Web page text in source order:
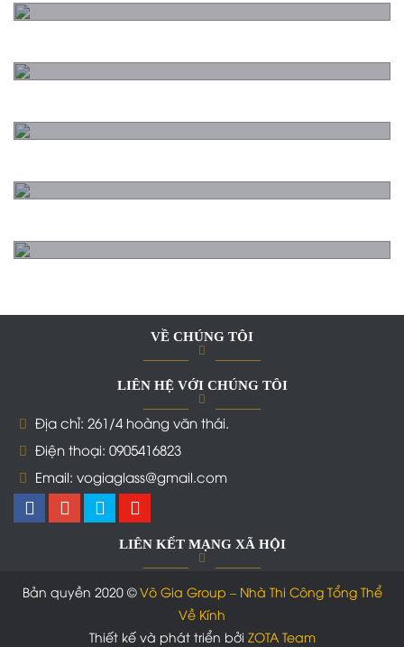
VỀ CHÚNG TÔI
LIÊN HỆ VỚI CHÚNG TÔI
Địa chỉ: 261/4 hoàng văn thái.
Điện thoại: 0905416823
Email: vogiaglass@gmail.com
LIÊN KẾT MẠNG XÃ HỘI
Bản quyền 2020 ©Võ Gia Group – Nhà Thi Công Tổng Thể
Về Kính
Thiết kế và phát triển bởi ZOTA Team